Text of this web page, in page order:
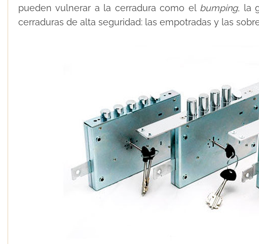
pueden vulnerar a la cerradura como el bumping, la
cerraduras de alta seguridad: las empotradas y las